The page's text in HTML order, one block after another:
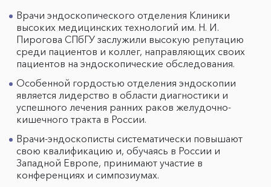
Врачи эндоскопического отделения Клиники
высоких медицинских технологий им. Н. И.
Пирогова СПбГУ заслужили высокую репутацию
среди пациентов и коллег, направляющих своих
пациентов на эндоскопические обследования.
Особенной гордостью отделения эндоскопии
является лидерство в области диагностики и
успешного лечения ранних раков желудочно-
кишечного тракта в России.
Врачи-эндоскописты систематически повышают
свою квалификацию и, обучаясь в России и
Западной Европе, принимают участие в
конференциях и симпозиумах.